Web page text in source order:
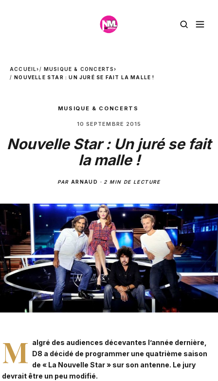
ACCUEIL› MUSIQUE & CONCERTS›
NOUVELLE STAR : UN JURÉ SE FAIT LA MALLE !
MUSIQUE & CONCERTS
10 SEPTEMBRE 2015
Nouvelle Star : Un juré se fait
la malle !
PAR ARNAUD · 2 MIN DE LECTURE
M algré des audiences décevantes l’année dernière,
D8 a décidé de programmer une quatrième saison
de « La Nouvelle Star» sur son antenne. Le jury
devrait être un peu modifié.